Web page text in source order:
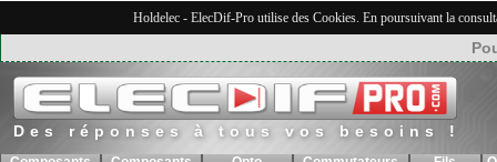
Holdelec - ElecDif-Pro utilise des Cookies. En poursuivant la
Des réponses à tous vos besoins !